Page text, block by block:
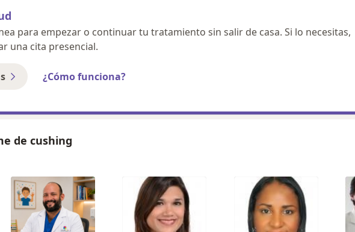
para empezar o continuar tu tratamiento sin salir de casa. Si lo necesitas,
una cita presencial.
¿Cómo funciona?
de cushing